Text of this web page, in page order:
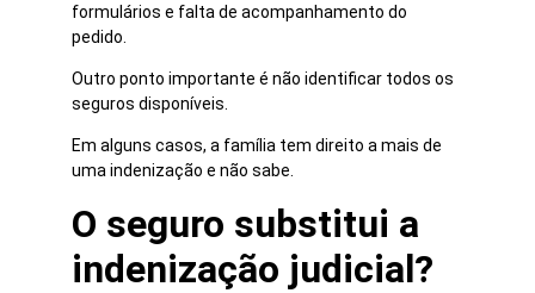
formulários e falta de acompanhamento do
pedido.
Outro ponto importante é não identificar todos os
seguros disponíveis.
Em alguns casos, a família tem direito a mais de
uma indenização e não sabe.
O seguro substitui a
indenização judicial?